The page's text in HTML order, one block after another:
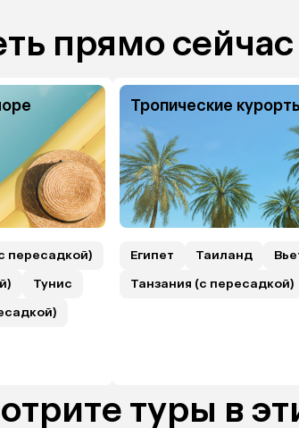
прямо
пересадкой)
Тунис
Тропические
Египет Таиланд
Танзания (с пересадкой)
туры в